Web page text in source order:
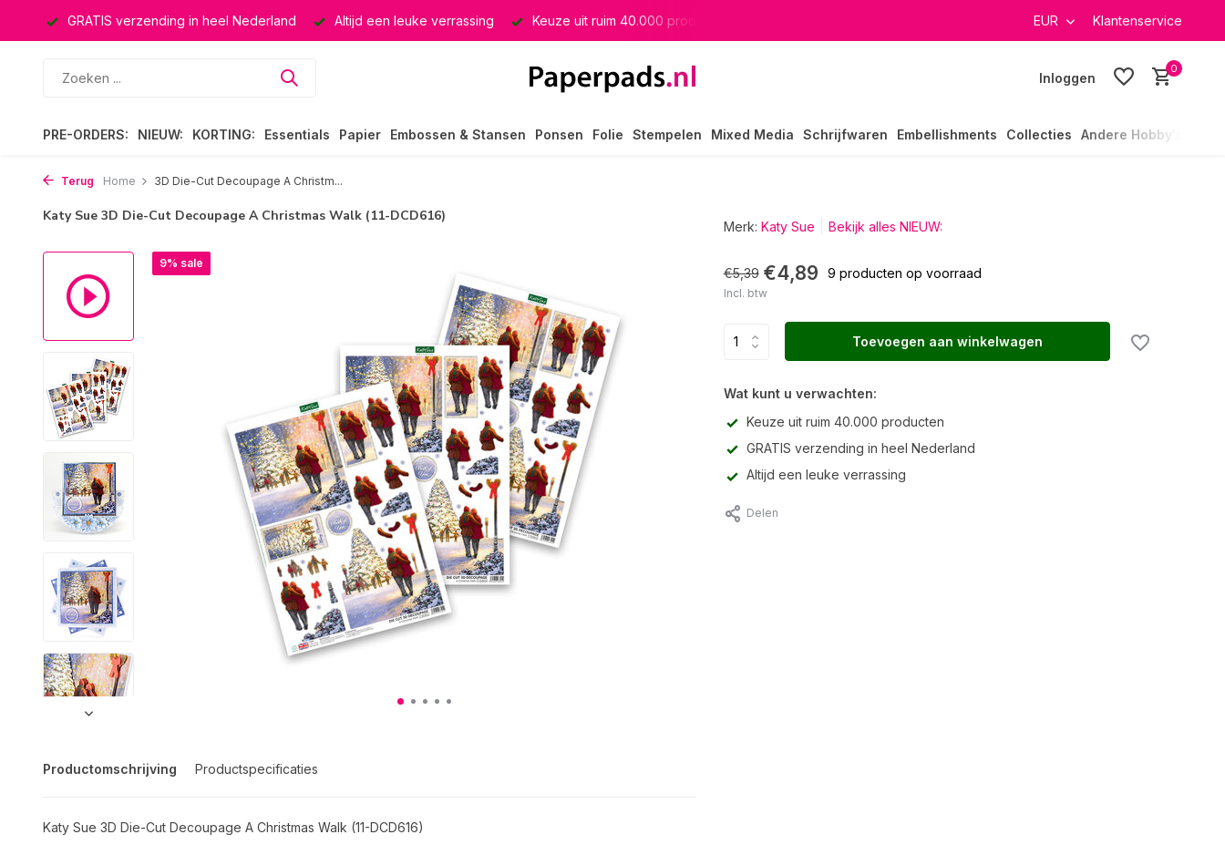
GRATIS verzending in heel Nederland Altijd een leuke verrassing Keuze uit ruim 40.000 producten EUR Klantenservice
Inloggen
0
PRE-ORDERS: NIEUW: KORTING: Essentials Papier Embossen & Stansen Ponsen Folie Stempelen Mixed Media Schrijfwaren Embellishments Collecties Andere Hobby's
Terug Home 3D Die-Cut Decoupage A Christm...
Katy Sue 3D Die-Cut Decoupage A Christmas Walk (11-DCD616)
9% sale
Productomschrijving Productspecificaties
Katy Sue 3D Die-Cut Decoupage A Christmas Walk (11-DCD616)
Merk: Katy Sue Bekijk alles NIEUW:
€5,39 €4,89 9 producten op voorraad
Incl. btw
Toevoegen aan winkelwagen
Wat kunt u verwachten:
Keuze uit ruim 40.000 producten
GRATIS verzending in heel Nederland
Altijd een leuke verrassing
Delen